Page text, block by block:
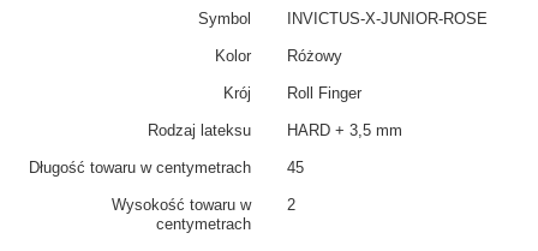
Symbol INVICTUS-X-JUNIOR-ROSE
Kolor Różowy
Krój Roll Finger
Rodzaj lateksu HARD + 3,5 mm
Długość towaru w centymetrach 45
Wysokość towaru w
centymetrach
2